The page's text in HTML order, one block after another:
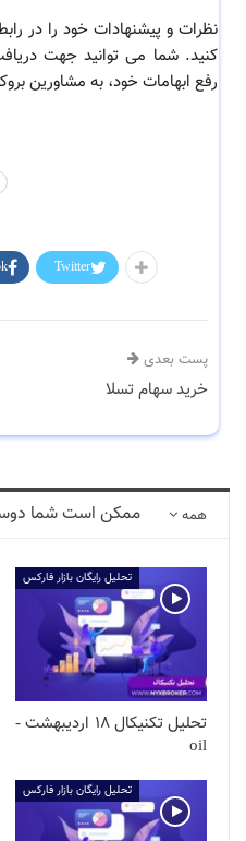
نظرات و پیشنهادات خود را در
کنید. شما می توانید جهت
رفع ابهامات خود، به مشاورین
Twitter
پست بعدی
خرید سهام تسلا
همه ممکن است شما
تحلیل رایگان بازار فارکس
تحلیل تکنیکال 18 اردیبهشت -
oil
تحلیل رایگان بازار فارکس